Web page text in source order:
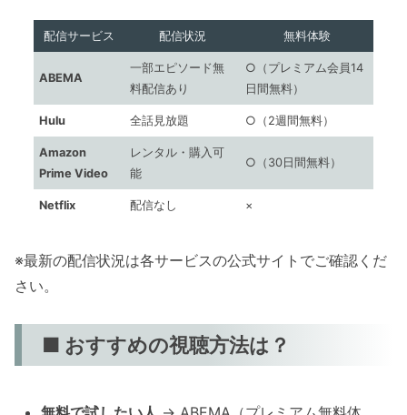
配信サービス 配信状況 無料体験
ABEMA
一部エピソード無
料配信あり
○（プレミアム会員14
日間無料）
Hulu 全話見放題 ○（2週間無料）
Amazon
Prime Video
レンタル・購入可
能
○（30日間無料）
Netflix 配信なし ×
※最新の配信状況は各サービスの公式サイトでご確認くだ
さい。
■ おすすめの視聴方法は？